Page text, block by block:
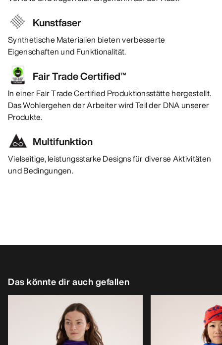
Kunstfaser
Synthetische Materialien bieten verbesserte
Eigenschaften und Funktionalität.
Fair Trade Certified™
In einer Fair Trade Certified Produktionsstätte hergestellt.
Das Wohlergehen der Arbeiter wird Teil der DNA unserer
Produkte.
Multifunktion
Vielseitige, leistungsstarke Designs für diverse Aktivitäten
und Bedingungen.
Das könnte dir auch gefallen